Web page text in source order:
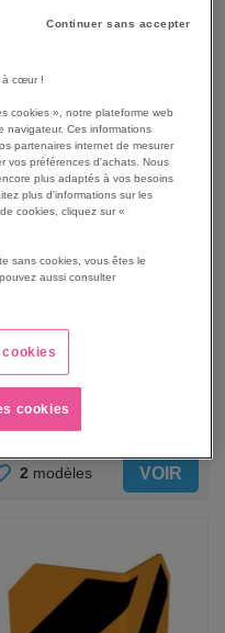
Angle de protection arêtes
partir de
73,25 €
€ TTC
AJOUTER
2 modèles VOIR
Continuer sans accepter
à cœur !
cookies », notre plateforme web
navigateur. Ces informations
partenaires internet de mesurer
vos préférences d'achats. Nous
plus adaptés à vos besoins
plus d'informations sur les
cookies, cliquez sur «
sans cookies, vous êtes le
aussi consulter
cookies